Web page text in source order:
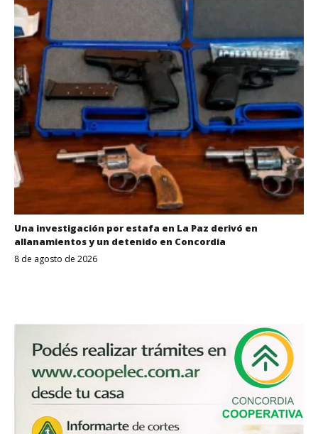
Una investigación por estafa en La Paz derivó en
allanamientos y un detenido en Concordia
8 de agosto de 2026